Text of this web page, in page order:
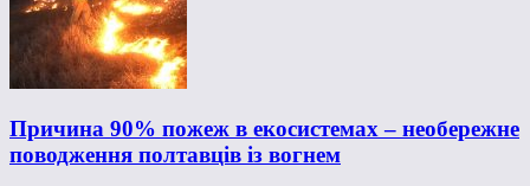
Причина 90% пожеж в екосистемах – необережне
поводження полтавців із вогнем